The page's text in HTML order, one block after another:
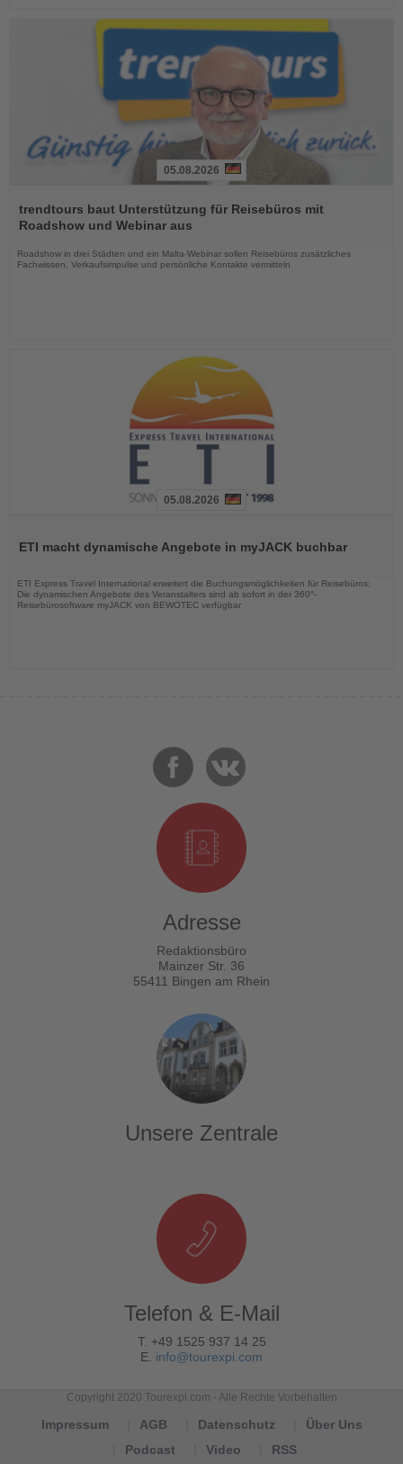
Sie
die
05.08.2026
trendtours baut Unterstützung für Reisebüros mit
Roadshow und Webinar aus
Roadshow in drei Städten und ein Malta-Webinar sollen Reisebüros zusätzliches
Fachwissen, Verkaufsimpulse und persönliche Kontakte vermitteln
die
05.08.2026
ETI macht dynamische Angebote in myJACK buchbar
ETI Express Travel International erweitert die Buchungsmöglichkeiten für Reisebüros:
Die dynamischen Angebote des Veranstalters sind ab sofort in der 360°-
Reisebürosoftware myJACK von BEWOTEC verfügbar
Adresse
Redaktionsbüro
Mainzer Str. 36
55411 Bingen am Rhein
Unsere Zentrale
Telefon & E-Mail
T. +49 1525 937 14 25
E. info@tourexpi.com
Copyright 2020 Tourexpi.com - Alle Rechte Vorbehalten
Impressum AGB Datenschutz
Über Uns
Podcast
Video RSS